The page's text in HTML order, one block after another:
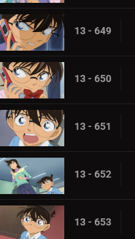
13 - 649
13 - 650
13 - 651
13 - 652
13 - 653